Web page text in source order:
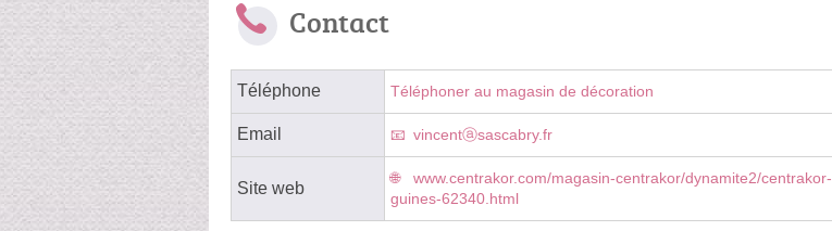
Contact
Téléphone Téléphoner au magasin de décoration
Email vincentⓐsascabry.fr
Site web
www.centrakor.com/magasin-centrakor/dynamite2/centrakor-
guines-62340.html